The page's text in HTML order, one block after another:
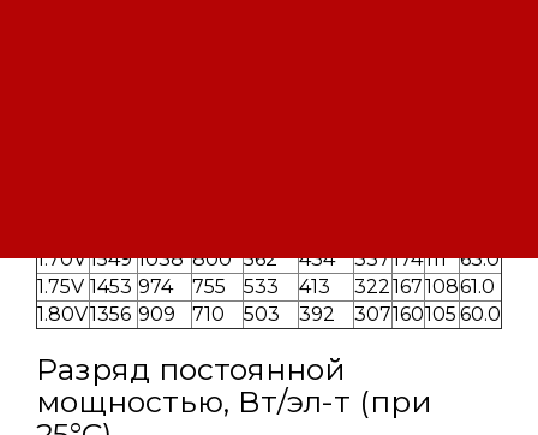
1.70V1549 1038 800 562 434 337174111 63.0
1.75V 1453 974 755 533 413 32216710861.0
1.80V1356 909 710 503 392 307160105 60.0
Разряд постоянной
мощностью, Вт/эл-т (при